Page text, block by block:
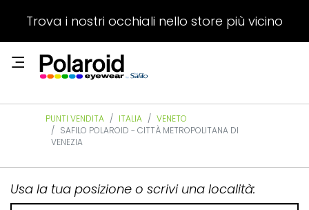
Trova i nostri occhiali nello store più vicino
PUNTI VENDITA ITALIA
VENETO
SAFILO POLAROID - CITTÀ METROPOLITANA DI
VENEZIA
Usa la tua posizione o scrivi una località: